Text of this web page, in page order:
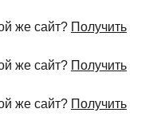
же сайт? Получить
же сайт? Получить
же сайт? Получить